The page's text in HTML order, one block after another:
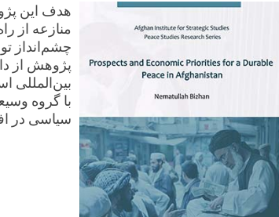
هدف این
منازعه از
چشم‌انداز
پژوهش از
بین‌المللی
با گروه
سیاسی در